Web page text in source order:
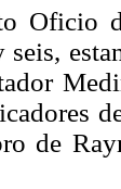
seis,
de